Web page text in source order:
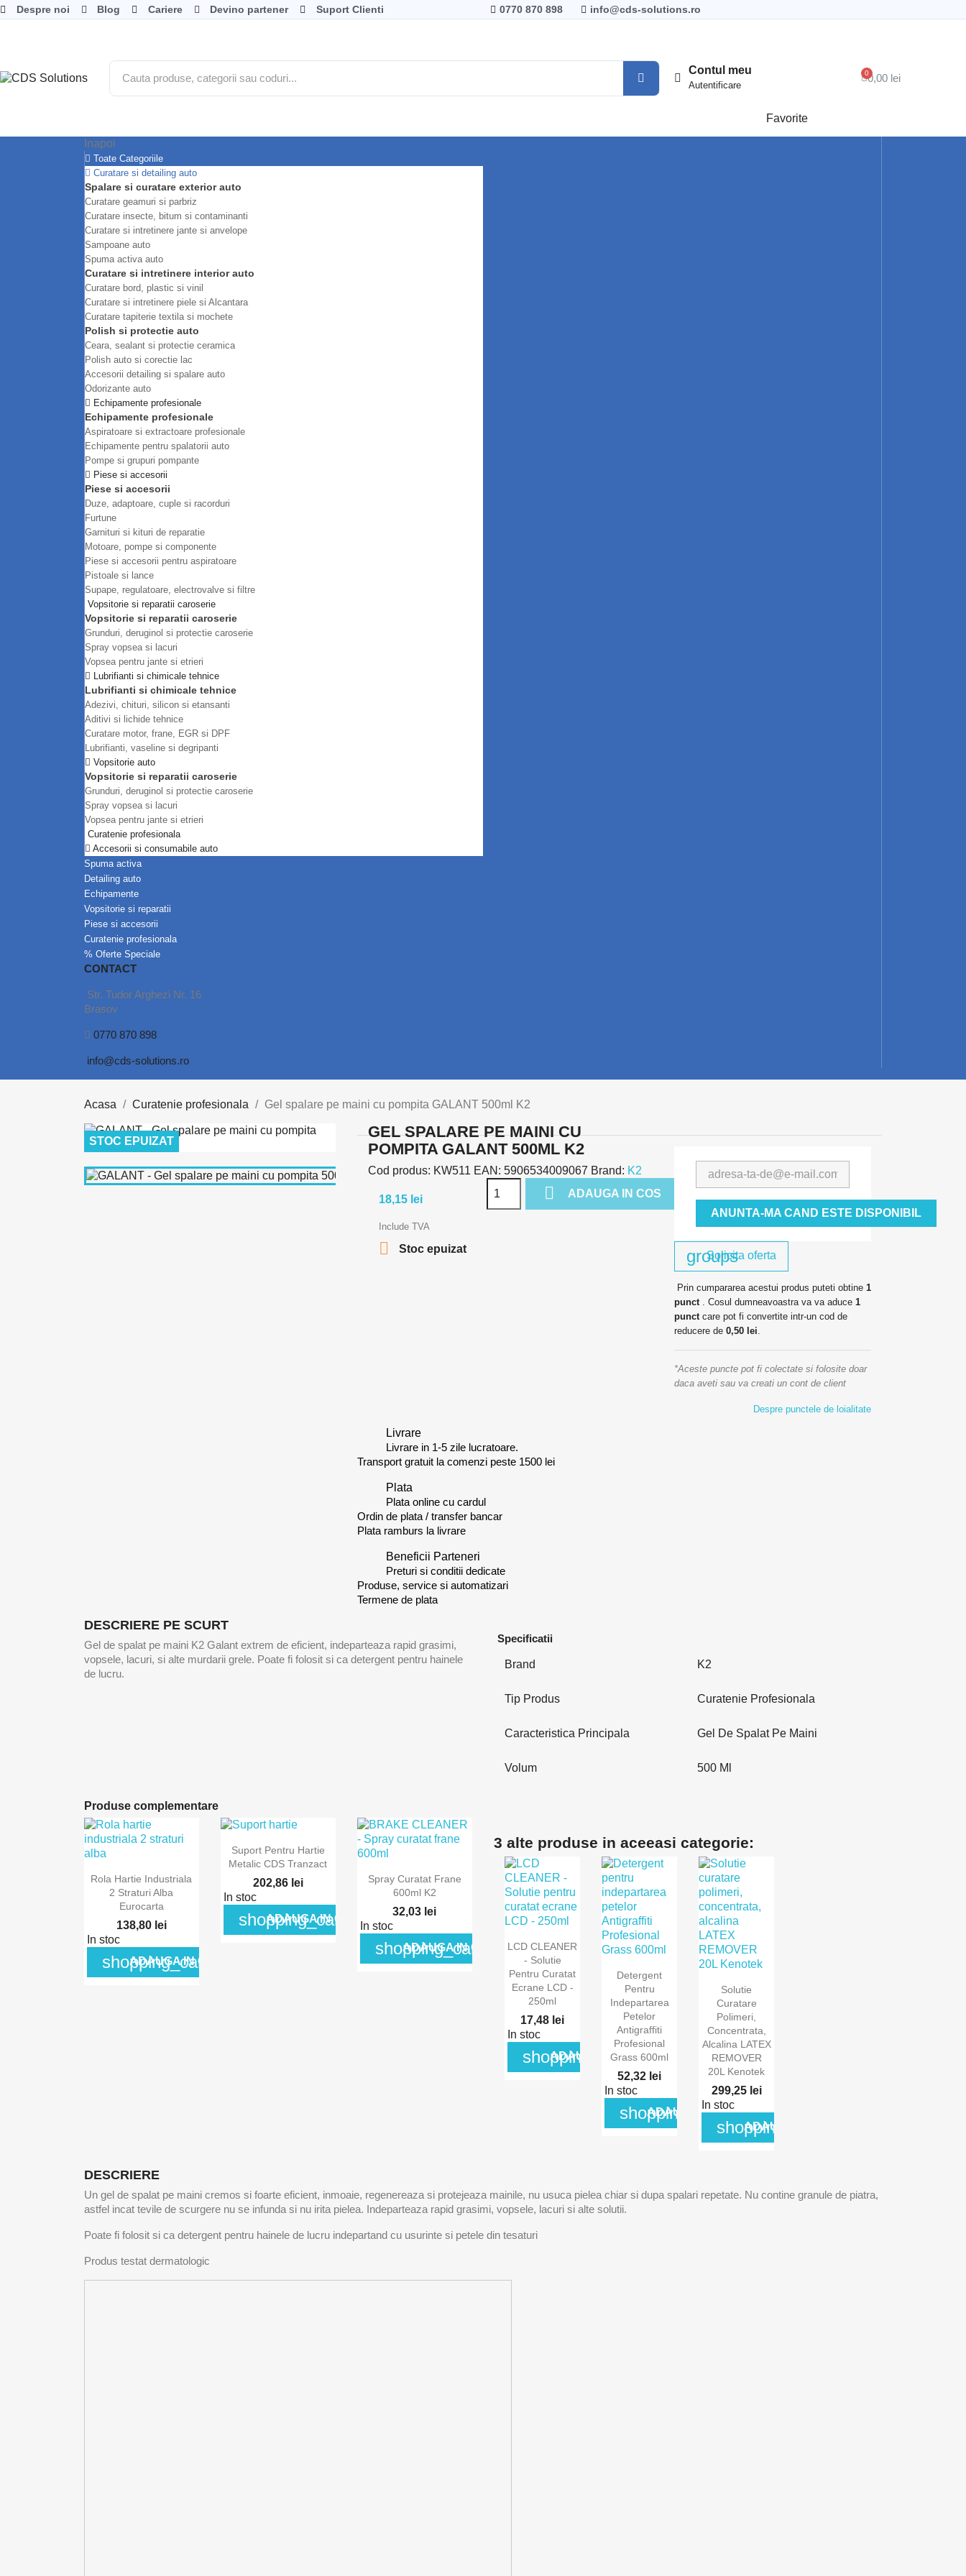
Despre noi Blog Cariere Devino partener Suport Clienti 0770 870 898 info@cds-solutions.ro
Contul meu
Autentificare
Favorite
0,00 lei
Inapoi
Toate Categoriile
Curatare si detailing auto
Spalare si curatare exterior auto
Curatare geamuri si parbriz
Curatare insecte, bitum si contaminanti
Curatare si intretinere jante si anvelope
Sampoane auto
Spuma activa auto
Curatare si intretinere interior auto
Curatare bord, plastic si vinil
Curatare si intretinere piele si Alcantara
Curatare tapiterie textila si mochete
Polish si protectie auto
Ceara, sealant si protectie ceramica
Polish auto si corectie lac
Accesorii detailing si spalare auto
Odorizante auto
Echipamente profesionale
Echipamente profesionale
Aspiratoare si extractoare profesionale
Echipamente pentru spalatorii auto
Pompe si grupuri pompante
Piese si accesorii
Piese si accesorii
Duze, adaptoare, cuple si racorduri
Furtune
Garnituri si kituri de reparatie
Motoare, pompe si componente
Piese si accesorii pentru aspiratoare
Pistoale si lance
Supape, regulatoare, electrovalve si filtre
Vopsitorie si reparatii caroserie
Vopsitorie si reparatii caroserie
Grunduri, deruginol si protectie caroserie
Spray vopsea si lacuri
Vopsea pentru jante si etrieri
Lubrifianti si chimicale tehnice
Lubrifianti si chimicale tehnice
Adezivi, chituri, silicon si etansanti
Aditivi si lichide tehnice
Curatare motor, frane, EGR si DPF
Lubrifianti, vaseline si degripanti
Vopsitorie auto
Vopsitorie si reparatii caroserie
Grunduri, deruginol si protectie caroserie
Spray vopsea si lacuri
Vopsea pentru jante si etrieri
Curatenie profesionala
Accesorii si consumabile auto
Spuma activa
Detailing auto
Echipamente
Vopsitorie si reparatii
Piese si accesorii
Curatenie profesionala
Oferte Speciale
CONTACT
Str. Tudor Arghezi Nr. 16
Brasov
0770 870 898
info@cds-solutions.ro
Acasa Curatenie profesionala Gel spalare pe maini cu pompita GALANT 500ml K2
STOC EPUIZAT
GEL SPALARE PE MAINI CU
POMPITA GALANT 500ML K2
Cod produs: KW511 EAN: 5906534009067 Brand: K2
18,15 lei
Include TVA
 Stoc epuizat
 ADAUGA IN COS
Adauga
favoriteANUNTA-MA CAND ESTE DISPONIBIL
groups
Solicita oferta
Prin cumpararea acestui produs puteti obtine 1
punct . Cosul dumneavoastra va va aduce 1
punctcare pot fi convertite intr-un cod de
reducere de 0,50 lei.
*Aceste puncte pot fi colectate si folosite doar
daca aveti sau va creati un cont de client
Despre punctele de loialitate
Livrare
Livrare in 1-5 zile lucratoare.
Transport gratuit la comenzi peste 1500 lei
Plata
Plata online cu cardul
Ordin de plata / transfer bancar
Plata ramburs la livrare
Beneficii Parteneri
Preturi si conditii dedicate
Produse, service si automatizari
Termene de plata
DESCRIERE PE SCURT
Gel de spalat pe maini K2 Galant extrem de eficient, indeparteaza rapid grasimi,
vopsele, lacuri, si alte murdarii grele. Poate fi folosit si ca detergent pentru hainele
de lucru.
Specificatii
Brand K2
Tip Produs Curatenie Profesionala
Caracteristica Principala Gel De Spalat Pe Maini
Volum 500 Ml
Produse complementare
 Vizualizare rapida
Rola Hartie Industriala
2 Straturi Alba
Eurocarta
138,80 lei
In stoc
shopping_cart
ADAUGA IN COS
 Vizualizare rapida
Suport Pentru Hartie
Metalic CDS Tranzact
202,86 lei
In stoc
shopping_cart
ADAUGA IN COS
 Vizualizare rapida
Spray Curatat Frane
600ml K2
32,03 lei
In stoc
shopping_cart
ADAUGA IN COS
3 alte produse in aceeasi categorie:

Vizualizare
rapida
LCD CLEANER
- Solutie
Pentru Curatat
Ecrane LCD -
250ml
17,48 lei
In stoc
shopping_cart
ADAUGA IN COS

Vizualizare
rapida
Detergent
Pentru
Indepartarea
Petelor
Antigraffiti
Profesional
Grass 600ml
52,32 lei
In stoc
shopping_cart
ADAUGA IN COS

Vizualizare
rapida
Solutie
Curatare
Polimeri,
Concentrata,
Alcalina LATEX
REMOVER
20L Kenotek
299,25 lei
In stoc
shopping_cart
ADAUGA IN COS
DESCRIERE
Un gel de spalat pe maini cremos si foarte eficient, inmoaie, regenereaza si protejeaza mainile, nu usuca pielea chiar si dupa spalari repetate. Nu contine granule de piatra,
astfel incat tevile de scurgere nu se infunda si nu irita pielea. Indeparteaza rapid grasimi, vopsele, lacuri si alte solutii.
Poate fi folosit si ca detergent pentru hainele de lucru indepartand cu usurinte si petele din tesaturi
Produs testat dermatologic